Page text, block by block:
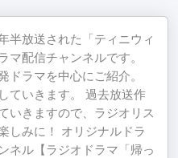
放送された「ティニウィ
マ配信チャンネルです。
ドラマを中心にご紹介。
ていきます。 過去放送作
いきますので、ラジオリス
しみに！ オリジナルドラ
ネル【ラジオドラマ「帰っ